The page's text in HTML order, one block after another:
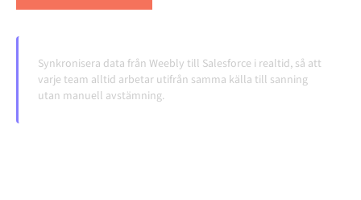
Synkronisera data från Weebly till Salesforce i realtid, så att
varje team alltid arbetar utifrån samma källa till sanning
utan manuell avstämning.